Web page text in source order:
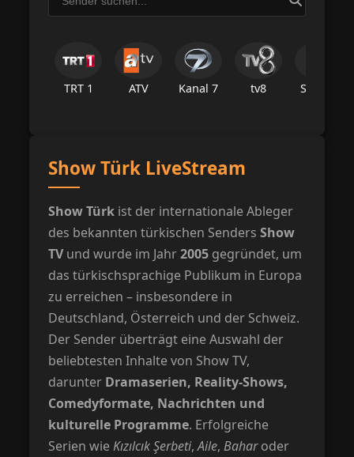
TRT 1 ATV Kanal 7 tv8 Star Tv
Show Türk LiveStream
Show Türk ist der internationale Ableger
des bekannten türkischen SendersShow
TVund wurde im Jahr2005 gegründet, um
das türkischsprachige Publikum in Europa
zu erreichen – insbesondere in
Deutschland, Österreich und der Schweiz.
Der Sender überträgt eine Auswahl der
beliebtesten Inhalte von Show TV,
darunter Dramaserien, Reality-Shows,
Comedyformate, Nachrichten und
kulturelle Programme. Erfolgreiche
Serien wieKızılcık Şerbeti,Aile,Baharoder